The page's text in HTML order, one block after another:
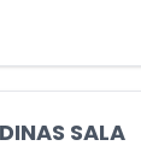
SALA